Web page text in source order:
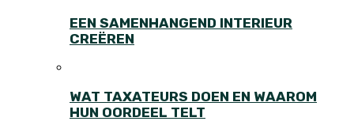
EEN SAMENHANGEND INTERIEUR
CREËREN
WAT TAXATEURS DOEN EN WAAROM
HUN OORDEEL TELT